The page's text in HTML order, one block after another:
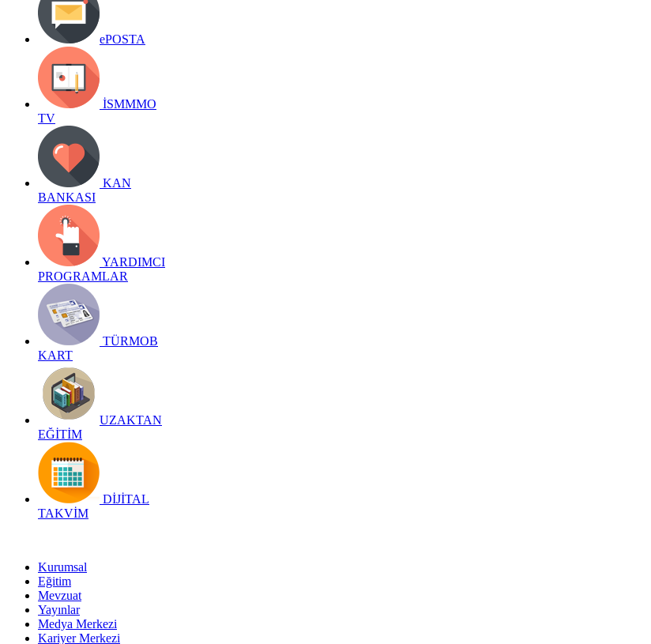
ePOSTA
İSMMMO
TV
KAN
BANKASI
YARDIMCI
PROGRAMLAR
TÜRMOB
KART
UZAKTAN
EĞİTİM
DİJİTAL
TAKVİM
Kurumsal
Eğitim
Mevzuat
Yayınlar
Medya Merkezi
Kariyer Merkezi